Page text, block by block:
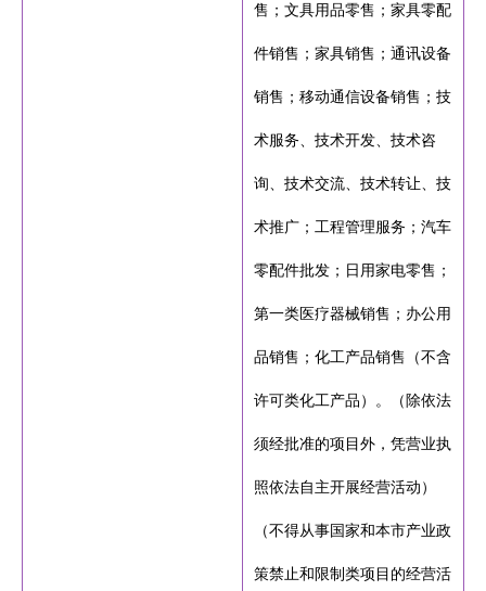
售；文具用品零售；家具零配
件销售；家具销售；通讯设备
销售；移动通信设备销售；技
术服务、技术开发、技术咨
询、技术交流、技术转让、技
术推广；工程管理服务；汽车
零配件批发；日用家电零售；
第一类医疗器械销售；办公用
品销售；化工产品销售（不含
许可类化工产品）。（除依法
须经批准的项目外，凭营业执
照依法自主开展经营活动）
（不得从事国家和本市产业政
策禁止和限制类项目的经营活